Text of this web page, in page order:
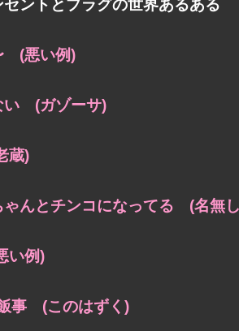
ントとプラグの世界あるある
(悪い例)
い (ガゾーサ)
蔵)
ゃんとチンコになってる (名無
い例)
事 (このはずく)